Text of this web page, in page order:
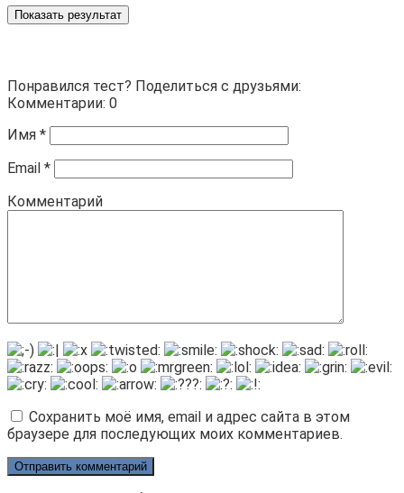
Показать результат
Понравился тест? Поделиться с друзьями:
Комментарии: 0
Имя *
Email *
Комментарий
Сохранить моё имя, email и адрес сайта в этом
браузере для последующих моих комментариев.